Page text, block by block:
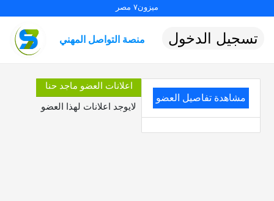
ميزون٧ مصر
منصة التواصل المهني تسجيل الدخول
مشاهدة تفاصيل العضو
اعلانات العضو ماجد حنا
لايوجد اعلانات لهذا العضو